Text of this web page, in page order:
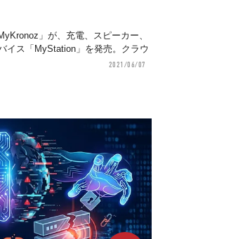
」が、充電、スピーカー、
イス「MyStation」を発売。クラウ
2021/06/07